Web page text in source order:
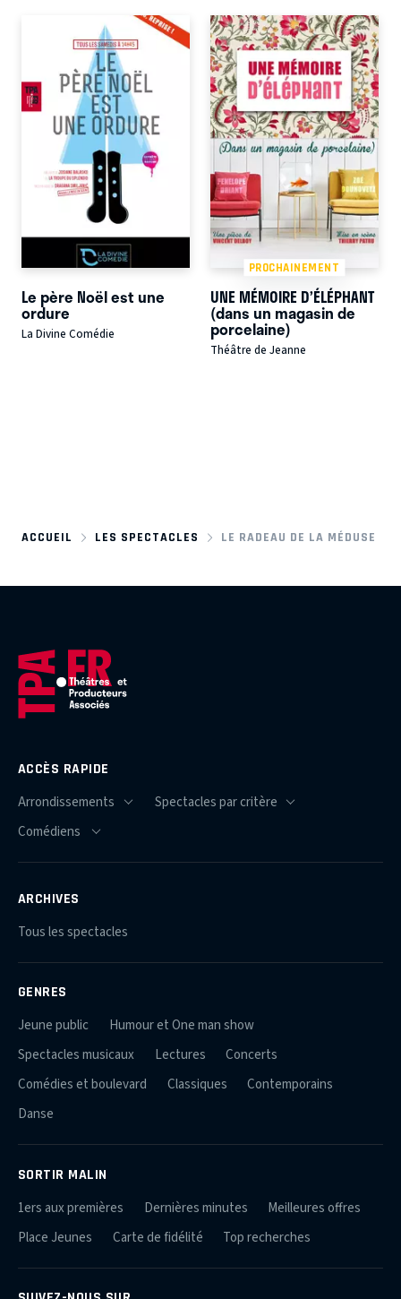
Le père Noël est une
ordure
La Divine Comédie
PROCHAINEMENT
UNE MÉMOIRE D’ÉLÉPHANT
(dans un magasin de
porcelaine)
Théâtre de Jeanne
ACCUEIL LES SPECTACLES LE RADEAU DE LA MÉDUSE
ACCÈS RAPIDE
ARCHIVES
Tous les spectacles
GENRES
Jeune public
Humour et One man show
Spectacles musicaux
Lectures
Concerts
Comédies et boulevard
Classiques
Contemporains
Danse
SORTIR MALIN
1ers aux premières Dernières minutes
Meilleures offres
Place Jeunes
Carte de fidélité Top recherches